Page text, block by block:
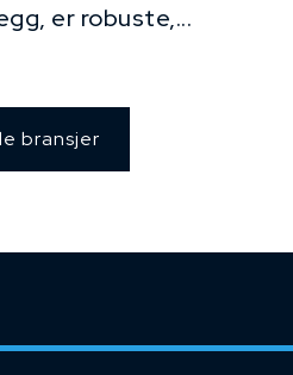
er robuste,...
bransjer